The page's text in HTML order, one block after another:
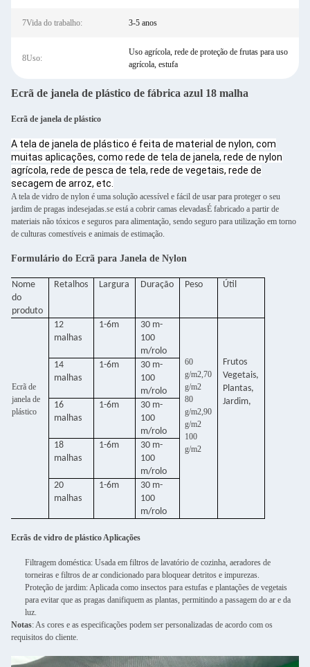
7Vida do trabalho: 3-5 anos
8Uso:
Uso agrícola, rede de proteção de frutas para uso
agrícola, estufa
Ecrã de janela de plástico de fábrica azul 18 malha
Ecrã de janela de plástico
A tela de janela de plástico é feita de material de nylon, com
muitas aplicações, como rede de tela de janela, rede de nylon
agrícola, rede de pesca de tela, rede de vegetais, rede de
secagem de arroz, etc.
A tela de vidro de nylon é uma solução acessível e fácil de usar para proteger o seu
jardim de pragas indesejadas.se está a cobrir camas elevadasÉ fabricado a partir de
materiais não tóxicos e seguros para alimentação, sendo seguro para utilização em torno
de culturas comestíveis e animais de estimação.
Formulário do Ecrã para Janela de Nylon
Nome
do
produto
Retalhos Largura Duração Peso Útil
Ecrã de
janela de
plástico
12
malhas
1-6m
30 m-
100
m/rolo
60
g/m2,70
g/m2
80
g/m2,90
g/m2
100
g/m2
Frutos
Vegetais,
Plantas,
Jardim,
14
malhas
1-6m
30 m-
100
m/rolo
16
malhas
1-6m
30 m-
100
m/rolo
18
malhas
1-6m
30 m-
100
m/rolo
20
malhas
1-6m
30 m-
100
m/rolo
Ecrãs de vidro de plástico Aplicações
Filtragem doméstica: Usada em filtros de lavatório de cozinha, aeradores de
torneiras e filtros de ar condicionado para bloquear detritos e impurezas.
Proteção de jardim: Aplicada como insectos para estufas e plantações de vegetais
para evitar que as pragas danifiquem as plantas, permitindo a passagem do ar e da
luz.
Notas: As cores e as especificações podem ser personalizadas de acordo com os
requisitos do cliente.